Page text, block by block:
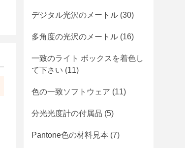
デジタル光沢のメートル (30)
多角度の光沢のメートル (16)
一致のライト ボックスを着色し
て下さい (11)
色の一致ソフトウェア (11)
分光光度計の付属品 (5)
Pantone色の材料見本 (7)